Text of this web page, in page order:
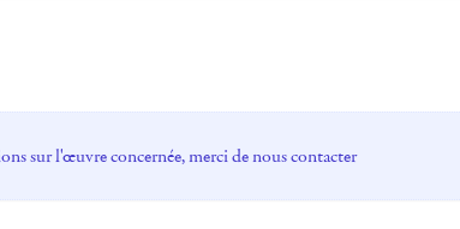
sur l'œuvre concernée, merci de nous contacter